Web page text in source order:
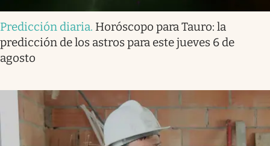
Predicción diaria. Horóscopo para Tauro: la
predicción de los astros para este jueves 6 de
agosto